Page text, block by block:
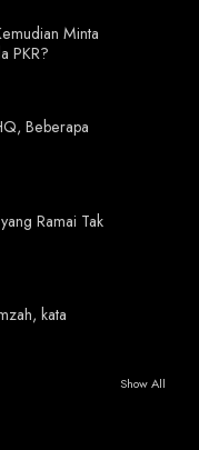
Minta
PKR?
Beberapa
Ramai Tak
kata
Show All